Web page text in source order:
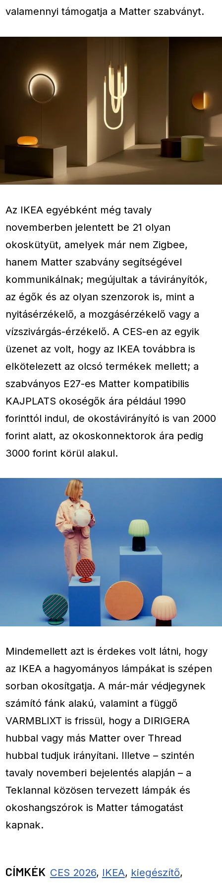
valamennyi támogatja a Matter szabványt.
Az IKEA egyébként még tavaly
novemberben jelentett be 21 olyan
okoskütyüt, amelyek már nem Zigbee,
hanem Matter szabvány segítségével
kommunikálnak; megújultak a távirányítók,
az égők és az olyan szenzorok is, mint a
nyitásérzékelő, a mozgásérzékelő vagy a
vízszivárgás-érzékelő. A CES-en az egyik
üzenet az volt, hogy az IKEA továbbra is
elkötelezett az olcsó termékek mellett; a
szabványos E27-es Matter kompatibilis
KAJPLATS okoségők ára például 1990
forinttól indul, de okostávirányító is van 2000
forint alatt, az okoskonnektorok ára pedig
3000 forint körül alakul.
Mindemellett azt is érdekes volt látni, hogy
az IKEA a hagyományos lámpákat is szépen
sorban okosítgatja. A már-már védjegynek
számító fánk alakú, valamint a függő
VARMBLIXT is frissül, hogy a DIRIGERA
hubbal vagy más Matter over Thread
hubbal tudjuk irányítani. Illetve – szintén
tavaly novemberi bejelentés alapján – a
Teklannal közösen tervezett lámpák és
okoshangszórok is Matter támogatást
kapnak.
CÍMKÉK CES 2026, IKEA, kiegészítő,